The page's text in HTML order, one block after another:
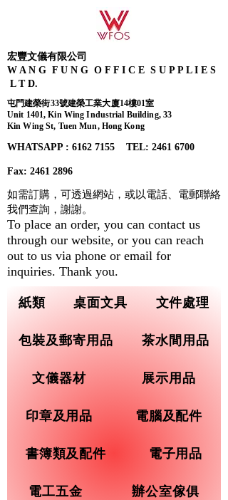
宏豐文儀有限公司
W A N G F U N G O F F I C E S U P P L I E S
L T D.
屯門建榮街33號建榮工業大廈14樓01室
Unit 1401, Kin Wing Industrial Building, 33
Kin Wing St, Tuen Mun, Hong Kong
WHATSAPP : 6162 7155​ TEL: 2461 6700
Fax: 2461 2896
紙類 桌面文具 文件處理
包裝及郵寄用品 茶水間用品
文儀器材 展示用品
印章及用品 電腦及配件
書簿類及配件 電子用品
電工五金 辦公室傢俱
如需訂購，可透過網站，或以電話、電郵聯絡
我們查詢， 謝謝。
To place an order, you can contact us
through our website, or you can reach
out to us via phone or email for
inquiries. Thank you.